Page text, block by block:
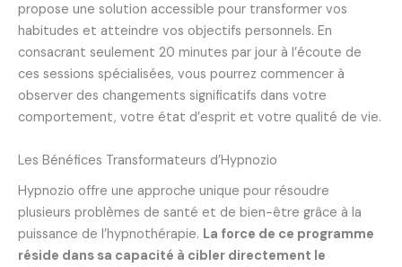
propose une solution accessible pour transformer vos
habitudes et atteindre vos objectifs personnels. En
consacrant seulement 20 minutes par jour à l’écoute de
ces sessions spécialisées, vous pourrez commencer à
observer des changements significatifs dans votre
comportement, votre état d’esprit et votre qualité de vie.
Les Bénéfices Transformateurs d’Hypnozio
Hypnozio offre une approche unique pour résoudre
plusieurs problèmes de santé et de bien-être grâce à la
puissance de l’hypnothérapie. La force de ce programme
réside dans sa capacité à cibler directement le